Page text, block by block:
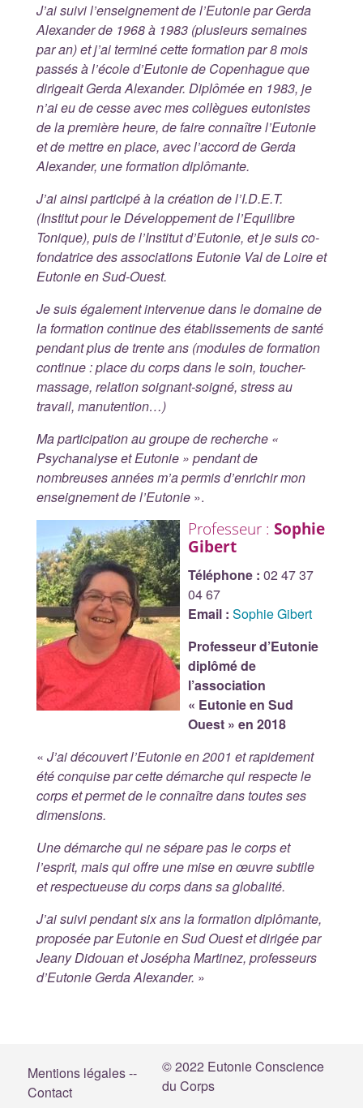
J’ai suivi l’enseignement de l’Eutonie par Gerda
Alexander de 1968 à 1983 (plusieurs semaines
par an) et j’ai terminé cette formation par 8 mois
passés à l’école d’Eutonie de Copenhague que
dirigeait Gerda Alexander. Diplômée en 1983, je
n’ai eu de cesse avec mes collègues eutonistes
de la première heure, de faire connaître l’Eutonie
et de mettre en place, avec l’accord de Gerda
Alexander, une formation diplômante.
J’ai ainsi participé à la création de l’I.D.E.T.
(Institut pour le Développement de l’Equilibre
Tonique), puis de l’Institut d’Eutonie, et je suis co-
fondatrice des associations Eutonie Val de Loire et
Eutonie en Sud-Ouest.
Je suis également intervenue dans le domaine de
la formation continue des établissements de santé
pendant plus de trente ans (modules de formation
continue : place du corps dans le soin, toucher-
massage, relation soignant-soigné, stress au
travail, manutention…)
Ma participation au groupe de recherche «
Psychanalyse et Eutonie » pendant de
nombreuses années m’a permis d’enrichir mon
enseignement de l’Eutonie ».
Professeur : Sophie
Gibert
Téléphone : 02 47 37
04 67
Email : Sophie Gibert
Professeur d’Eutonie
diplômé de
l’association
« Eutonie en Sud
Ouest » en 2018
« J’ai découvert l’Eutonie en 2001 et rapidement
été conquise par cette démarche qui respecte le
corps et permet de le connaître dans toutes ses
dimensions.
Une démarche qui ne sépare pas le corps et
l’esprit, mais qui offre une mise en œuvre subtile
et respectueuse du corps dans sa globalité.
J’ai suivi pendant six ans la formation diplômante,
proposée par Eutonie en Sud Ouest et dirigée par
Jeany Didouan et Josépha Martinez, professeurs
d’Eutonie Gerda Alexander. »
Mentions légales --
Contact
© 2022 Eutonie Conscience
du Corps